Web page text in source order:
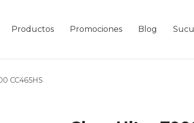
Productos Promociones Blog
CC465HS